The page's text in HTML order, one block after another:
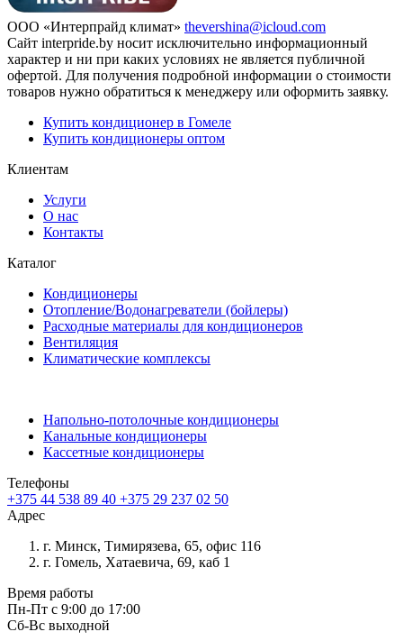
ООО «Интерпрайд климат» thevershina@icloud.com
Сайт interpride.by носит исключительно информационный
характер и ни при каких условиях не является публичной
офертой. Для получения подробной информации о стоимости
товаров нужно обратиться к менеджеру или оформить заявку.
Купить кондиционер в Гомеле
Купить кондиционеры оптом
Клиентам
Услуги
О нас
Контакты
Каталог
Кондиционеры
Отопление/Водонагреватели (бойлеры)
Расходные материалы для кондиционеров
Вентиляция
Климатические комплексы
Напольно-потолочные кондиционеры
Канальные кондиционеры
Кассетные кондиционеры
Телефоны
+375 44 538 89 40 +375 29 237 02 50
Адрес
г. Минск, Тимирязева, 65, офис 116
г. Гомель, Хатаевича, 69, каб 1
Время работы
Пн-Пт с 9:00 до 17:00
Сб-Вс выходной